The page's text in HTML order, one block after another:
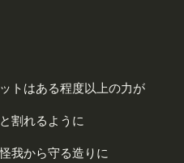
トはある程度以上の力が
割れるように
我から守る造りに